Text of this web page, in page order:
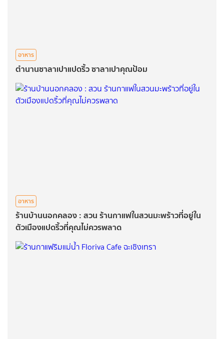
อาหาร
ตำนานซาลาเปาแปดริ้ว ซาลาเปาคุณป้อม
อาหาร
ร้านบ้านนอกคลอง : สวน ร้านกาแฟในสวนมะพร้าวที่อยู่ใน
ตัวเมืองแปดริ้วที่คุณไม่ควรพลาด